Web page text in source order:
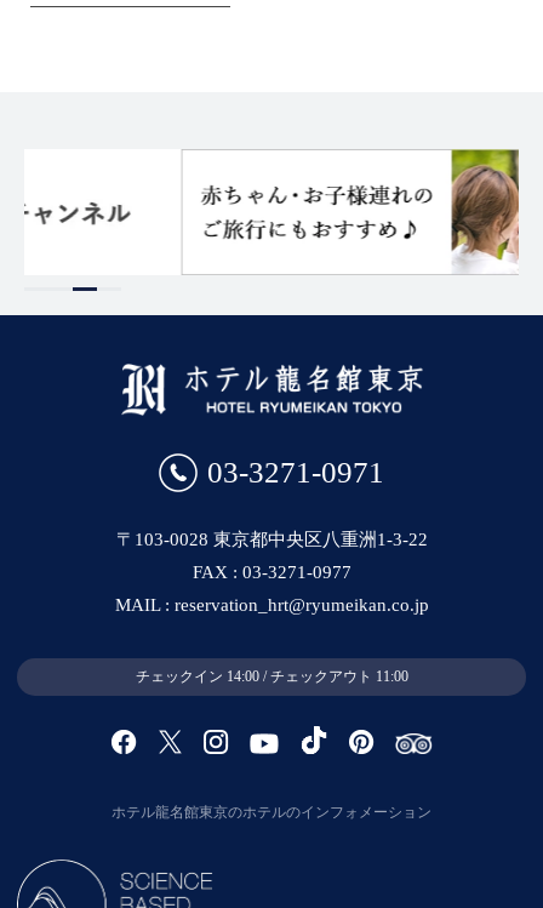
03-3271-0971
〒103-0028 東京都中央区八重洲1-3-22
FAX : 03-3271-0977
MAIL : reservation_hrt@ryumeikan.co.jp
チェックイン 14:00 / チェックアウト 11:00
ホテル龍名館東京のホテルのインフォメーション